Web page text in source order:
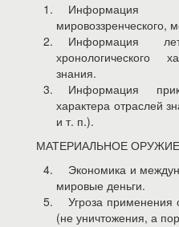
мировоззренческого,
Информация
хронологического
знания.
Информация
характера отраслей
и т. п.).
МАТЕРИАЛЬНОЕ ОРУЖИЕ
Экономика и
мировые деньги.
Угроза применения
(не уничтожения, а